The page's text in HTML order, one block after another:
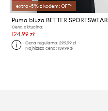
extra -5% z kodem: OFF*
Puma bluza BETTER SPORTSWEAR
Cena aktualna:
124,99 zł
Cena regularna:299,99 zł
Najniższa cena:139,99 zł